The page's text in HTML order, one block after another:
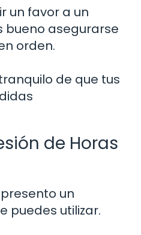
un favor a un
bueno asegurarse
orden.
de que tus
de Horas
un
puedes utilizar.